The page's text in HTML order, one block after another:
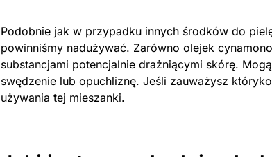
Podobnie jak w przypadku innych środków do
powinniśmy nadużywać. Zarówno olejek
substancjami potencjalnie drażniącymi skórę.
swędzenie lub opuchliznę. Jeśli zauważysz
używania tej mieszanki.